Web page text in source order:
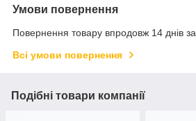
Умови повернення
Повернення товару впродовж 14 днів
Всі умови повернення
Подібні товари компанії